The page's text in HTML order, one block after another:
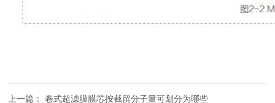
上一篇：卷式超滤膜膜芯按截留分子量可划分为哪些